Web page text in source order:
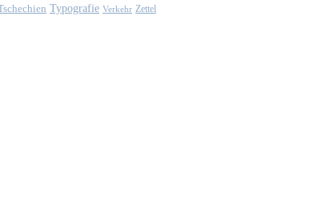
Typografie Verkehr Zettel